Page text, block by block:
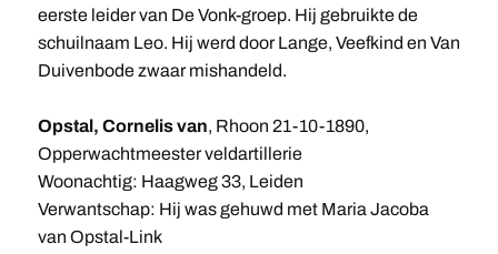
eerste leider van De Vonk-groep. Hij gebruikte de
schuilnaam Leo. Hij werd door Lange, Veefkind en Van
Duivenbode zwaar mishandeld.
Opstal, Cornelis van, Rhoon 21-10-1890,
Opperwachtmeester veldartillerie
Woonachtig: Haagweg 33, Leiden
Verwantschap: Hij was gehuwd met Maria Jacoba
van Opstal-Link